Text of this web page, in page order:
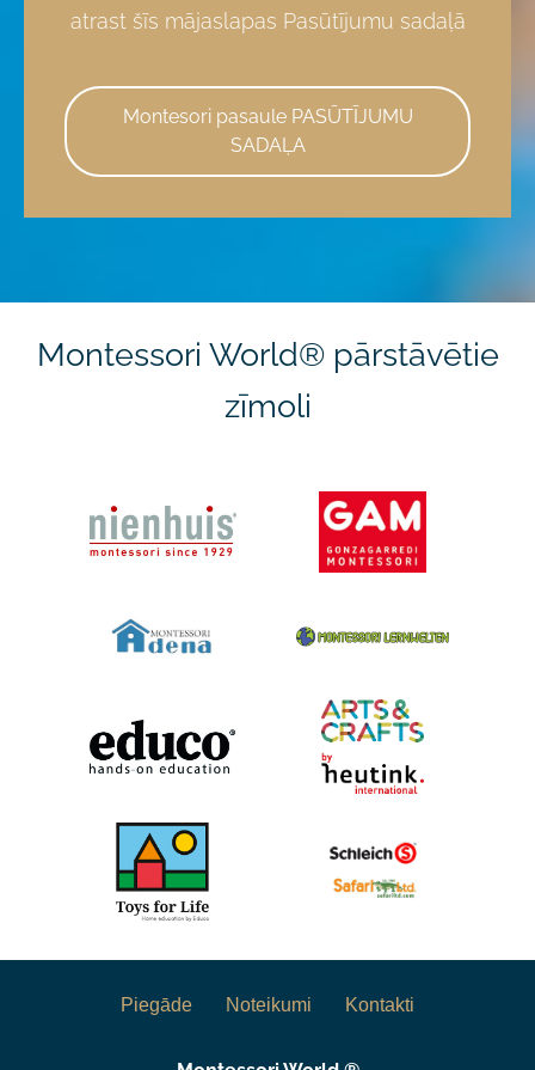
atrast šīs mājaslapas Pasūtījumu sadaļā
​Montesori pasaule PASŪTĪJUMU
SADAĻA​
Montessori World®pārstāvētie
zīmoli
Piegāde Noteikumi Kontakti